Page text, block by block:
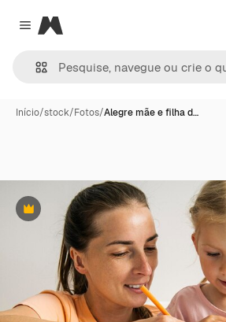
Close menu
Magnific
Início/stock/Fotos/Alegre mãe e filha d…
Premium